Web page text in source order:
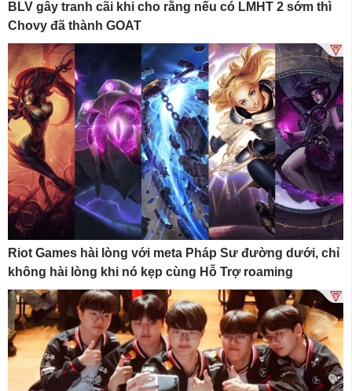
BLV gây tranh cãi khi cho rằng nếu có LMHT 2 sớm thì
Chovy đã thành GOAT
Riot Games hài lòng với meta Pháp Sư đường dưới, chỉ
không hài lòng khi nó kẹp cùng Hỗ Trợ roaming